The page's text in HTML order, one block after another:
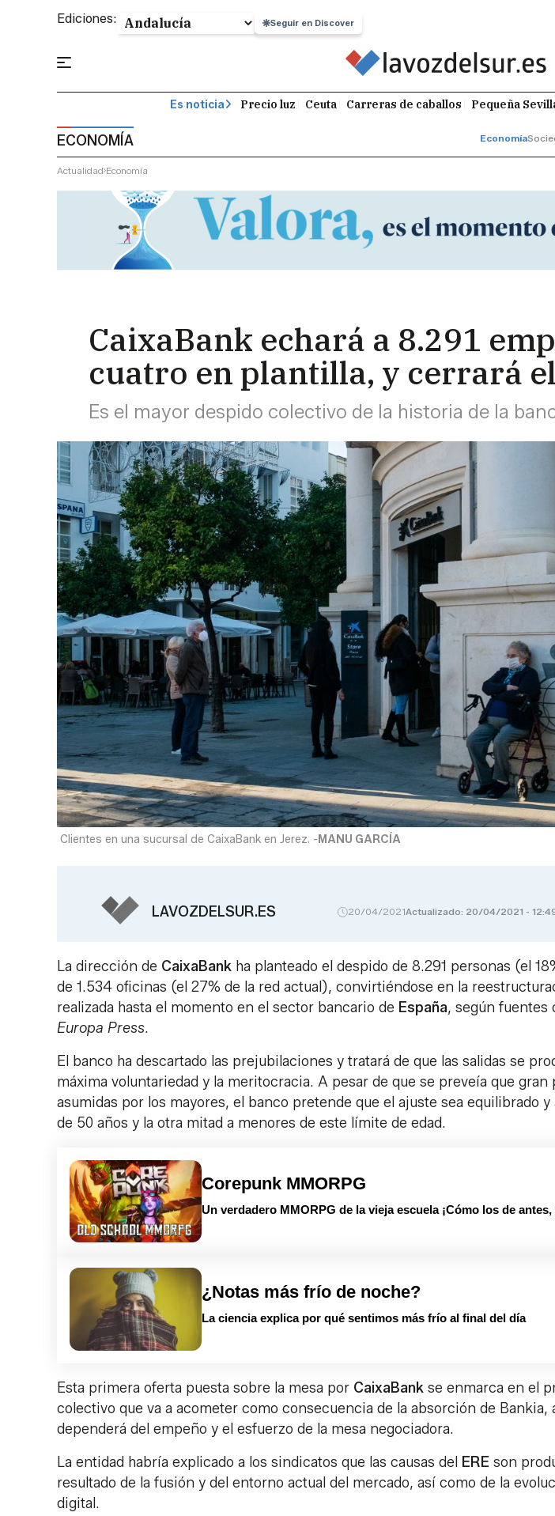
Ediciones: Seguir en Discover
Es noticia Precio luz Ceuta Carreras de caballos Pequeña
ECONOMÍA Economía
Actualidad Economía
CaixaBank echará a 8.291
cuatro en plantilla, y cerrará
Es el mayor despido colectivo de la historia de la
Clientes en una sucursal de CaixaBank en Jerez. - MANU GARCÍA
LAVOZDELSUR.ES 20/04/2021Actualizado: 20/04/2021 -
La dirección de CaixaBank ha planteado el despido de 8.291 personas (el
de 1.534 oficinas (el 27% de la red actual), convirtiéndose en la
realizada hasta el momento en el sector bancario de España, según fuentes
Europa Press.
El banco ha descartado las prejubilaciones y tratará de que las salidas se
máxima voluntariedad y la meritocracia. A pesar de que se preveía que gran
asumidas por los mayores, el banco pretende que el ajuste sea equilibrado
de 50 años y la otra mitad a menores de este límite de edad.
Corepunk MMORPG
Un verdadero MMORPG de la vieja escuela ¡Cómo los de
¿Notas más frío de noche?
La ciencia explica por qué sentimos más frío al final del día
Esta primera oferta puesta sobre la mesa por CaixaBank se enmarca en el
colectivo que va a acometer como consecuencia de la absorción de Bankia,
dependerá del empeño y el esfuerzo de la mesa negociadora.
La entidad habría explicado a los sindicatos que las causas del ERE son
resultado de la fusión y del entorno actual del mercado, así como de la
digital.